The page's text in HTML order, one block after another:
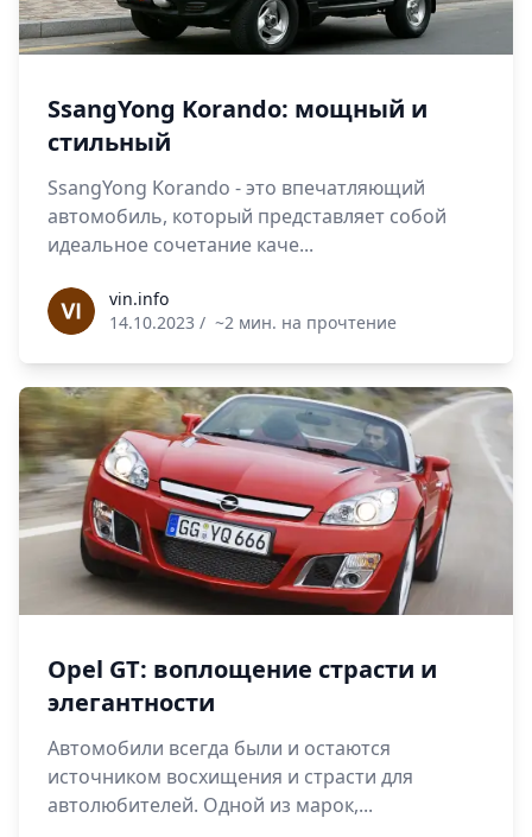
SsangYong Korando: мощный и
стильный
SsangYong Korando - это впечатляющий
автомобиль, который представляет собой
идеальное сочетание каче...
vin.infovin.info
14.10.2023 / ~2 мин. на прочтение
Opel GT: воплощение страсти и
элегантности
Автомобили всегда были и остаются
источником восхищения и страсти для
автолюбителей. Одной из марок,...